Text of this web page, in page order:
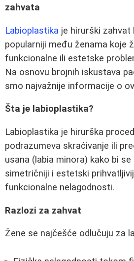
zahvata
Labioplastika je hirurški zahvat
popularniji među ženama koje
funkcionalne ili estetske
Na osnovu brojnih iskustava
smo najvažnije informacije o
Šta je labioplastika?
Labioplastika je hirurška
podrazumeva skraćivanje ili
usana (labia minora) kako bi
simetričniji i estetski
funkcionalne nelagodnosti.
Razlozi za zahvat
Žene se najčešće odlučuju za